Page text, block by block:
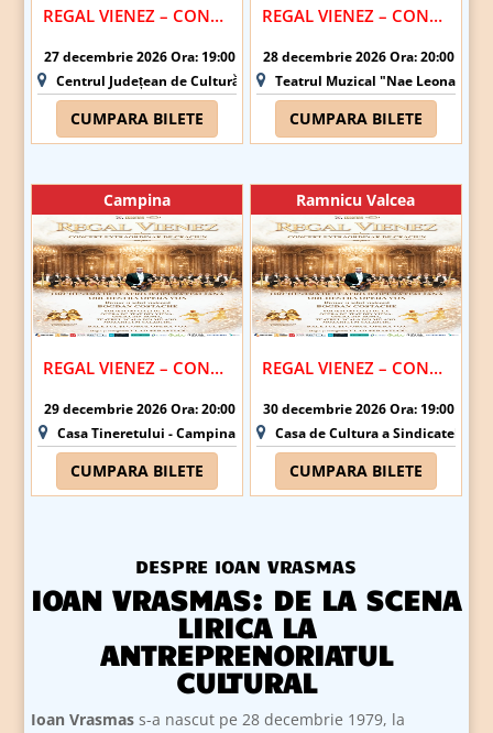
REGAL VIENEZ – CONCERT EXTRAORDINAR DE CRACIUN | CALARASI
27 decembrie 2026 Ora: 19:00
Centrul Județean de Cultură și Creație Călărași - Sala "Barbu
CUMPARA BILETE
REGAL VIENEZ – CONCERT EXTRAORDINAR DE CRACIUN | GALATI
28 decembrie 2026 Ora: 20:00
Teatrul Muzical "Nae Leonard"
CUMPARA BILETE
Campina
REGAL VIENEZ – CONCERT EXTRAORDINAR DE CRACIUN | CAMPINA
29 decembrie 2026 Ora: 20:00
Casa Tineretului - Campina
CUMPARA BILETE
Ramnicu Valcea
REGAL VIENEZ – CONCERT EXTRAORDINAR DE CRACIUN | RAMNICU VALCEA
30 decembrie 2026 Ora: 19:00
Casa de Cultura a Sindicatelor
CUMPARA BILETE
DESPRE IOAN VRASMAS
IOAN VRASMAS: DE LA SCENA
LIRICA LA
ANTREPRENORIATUL
CULTURAL
Ioan Vrasmas s-a nascut pe 28 decembrie 1979, la